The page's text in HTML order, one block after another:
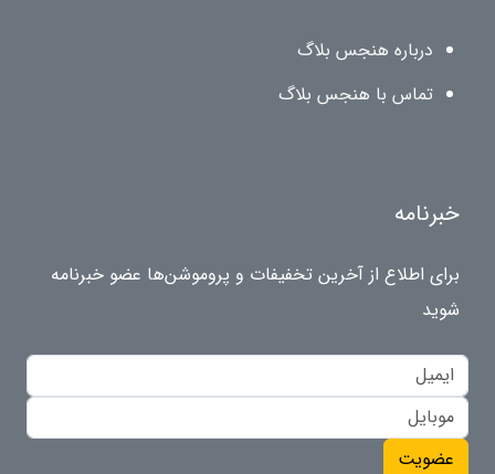
درباره هنجس بلاگ
تماس با هنجس بلاگ
خبرنامه
برای اطلاع از آخرین تخفیفات و پروموشن‌ها عضو خبرنامه
شوید
عضویت